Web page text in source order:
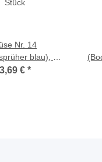
Nr. 14
blau), 3
Stück
3,69 € *